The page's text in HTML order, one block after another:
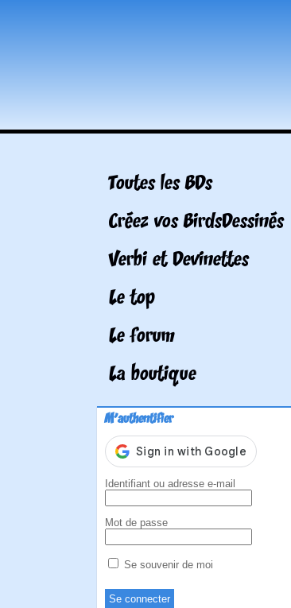
Toutes les BDs
Créez vos BirdsDessinés
Verbi et Devinettes
Le top
Le forum
La boutique
M'authentifier
Identifiant ou adresse e-mail
Mot de passe
Se souvenir de moi